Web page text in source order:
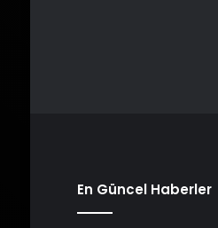
En Güncel Haberler